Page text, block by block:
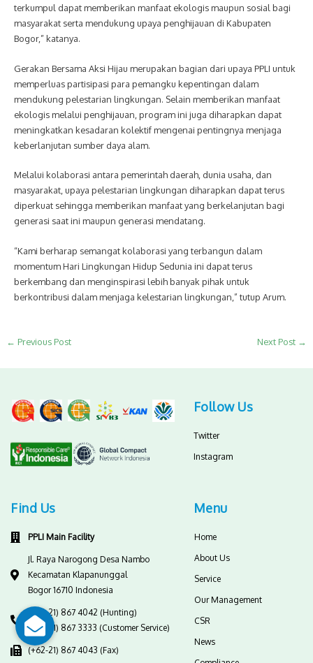
terkumpul dapat memberikan manfaat ekologis maupun sosial bagi
masyarakat serta mendukung upaya penghijauan di Kabupaten
Bogor,” katanya.
Gerakan Bersama Aksi Hijau merupakan bagian dari upaya PPLI untuk
memperluas partisipasi para pemangku kepentingan dalam
mendukung pelestarian lingkungan. Selain memberikan manfaat
ekologis melalui penghijauan, program ini juga diharapkan dapat
meningkatkan kesadaran kolektif mengenai pentingnya menjaga
keberlanjutan sumber daya alam.
Melalui kolaborasi antara pemerintah daerah, dunia usaha, dan
masyarakat, upaya pelestarian lingkungan diharapkan dapat terus
diperkuat sehingga memberikan manfaat yang berkelanjutan bagi
generasi saat ini maupun generasi mendatang.
“Kami berharap semangat kolaborasi yang terbangun dalam
momentum Hari Lingkungan Hidup Sedunia ini dapat terus
berkembang dan menginspirasi lebih banyak pihak untuk
berkontribusi dalam menjaga kelestarian lingkungan,” tutup Arum.
← Previous Post Next Post →
Follow Us
Twitter
Instagram
Find Us
PPLI Main Facility
Jl. Raya Narogong Desa Nambo
Kecamatan Klapanunggal
Bogor 16710 Indonesia
(+62-21) 867 4042 (Hunting)
(+62-21) 867 3333 (Customer Service)
(+62-21) 867 4043 (Fax)
Menu
Home
About Us
Service
Our Management
CSR
News